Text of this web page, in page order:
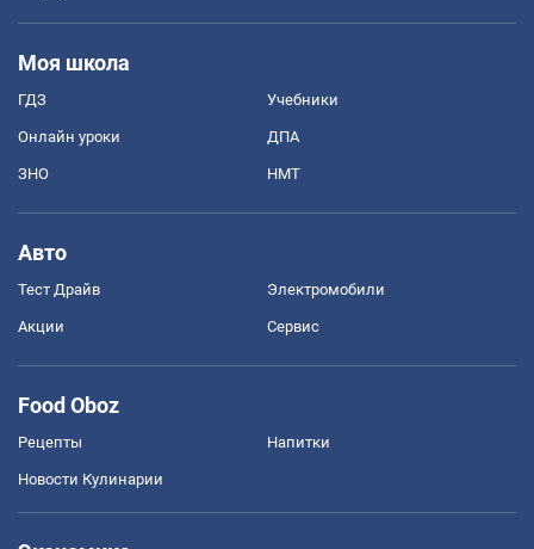
Моя школа
ГДЗ Учебники
Онлайн уроки ДПА
ЗНО НМТ
Авто
Тест Драйв Электромобили
Акции Сервис
Food Oboz
Рецепты Напитки
Новости Кулинарии